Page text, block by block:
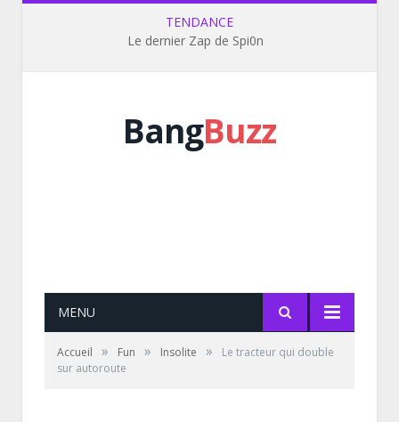
TENDANCE
Le dernier Zap de Spi0n
BangBuzz
MENU
Accueil » Fun » Insolite »
Le tracteur qui double
sur autoroute